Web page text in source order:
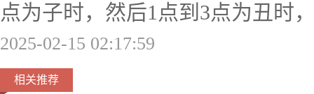
点为子时，然后1点到3点为丑时
2025-02-15 02:17:59
相关推荐